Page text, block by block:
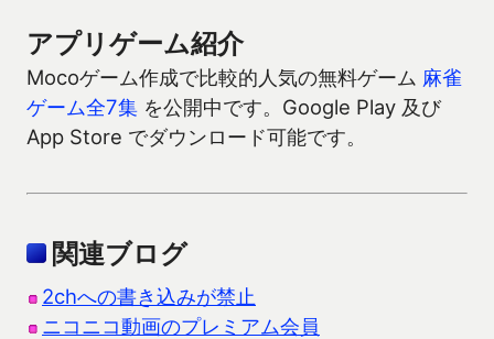
アプリゲーム紹介
Mocoゲーム作成で比較的人気の無料ゲーム 麻雀
ゲーム全7集 を公開中です。Google Play 及び
App Store でダウンロード可能です。
関連ブログ
2chへの書き込みが禁止
ニコニコ動画のプレミアム会員